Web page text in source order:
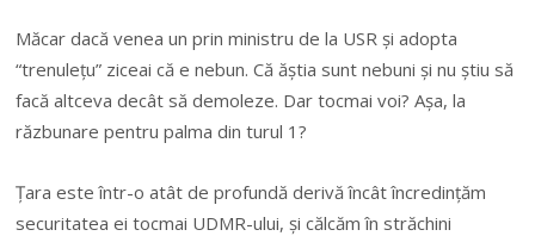
Măcar dacă venea un prin ministru de la USR şi adopta
“trenuleţu” ziceai că e nebun. Că ăştia sunt nebuni şi nu ştiu să
facă altceva decât să demoleze. Dar tocmai voi? Aşa, la
răzbunare pentru palma din turul 1?
Ţara este într-o atât de profundă derivă încât încredinţăm
securitatea ei tocmai UDMR-ului, şi călcăm în străchini